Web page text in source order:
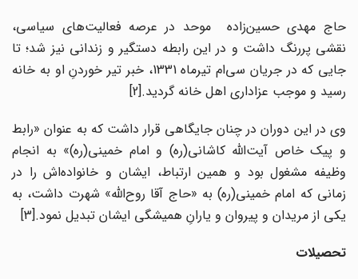
حاج مهدی حسین‌زاده موحد در عرصه فعالیت‌های سیاسی،
نقشی پررنگ داشت و در این رابطه دستگیر و زندانی نیز شد؛ تا
جایی که در جریان سی‌ام تیرماه 1331، خبر تیر خوردنِ او به خانه
رسید و موجب عزاداری اهل خانه گردید.[2]
وی در این دوران در چنان جایگاهی قرار داشت که به عنوان «رابط
و پیک خاص آیت‌الله کاشانی(ره) و امام خمینی(ره)» به انجام
وظیفه مشغول بود و همین ارتباط، ایشان و خانواده‌اش را در
زمانی که امام خمینی(ره) به «حاج آقا روح‌الله» شهرت داشت، به
یکی از مریدان و پیروان و یارانِ همیشگی ایشان تبدیل نمود.[3]
تحصیلات